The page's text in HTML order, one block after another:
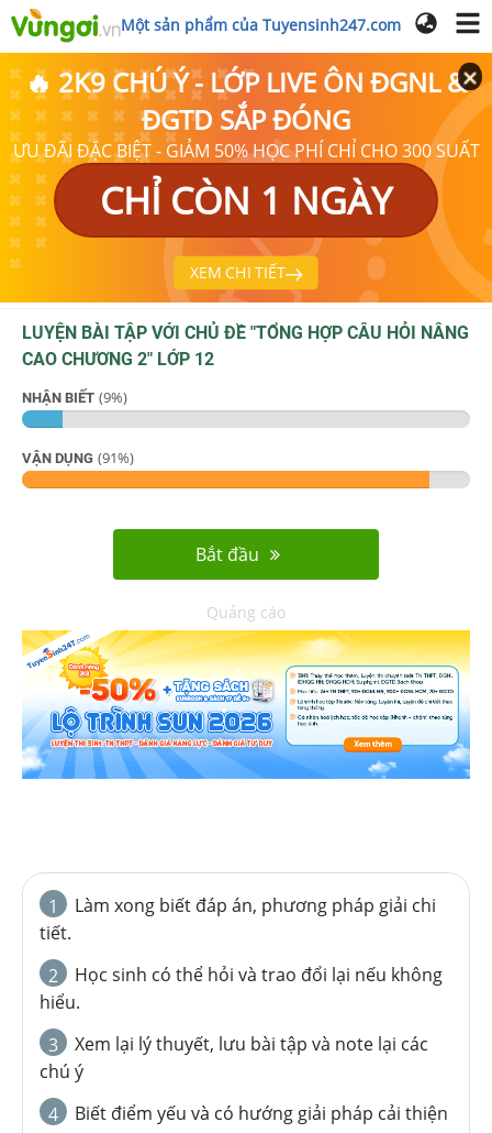
Một sản phẩm của Tuyensinh247.com
🔥 2K9 CHÚ Ý - LỚP LIVE ÔN ĐGNL &
ĐGTD SẮP ĐÓNG
ƯU ĐÃI ĐẶC BIỆT - GIẢM 50% HỌC PHÍ CHỈ CHO 300 SUẤT
CHỈ CÒN 1 NGÀY
XEM CHI TIẾT
LUYỆN BÀI TẬP VỚI CHỦ ĐỀ "TỔNG HỢP CÂU HỎI NÂNG
CAO CHƯƠNG 2" LỚP 12
NHẬN BIẾT (9%)
VẬN DỤNG (91%)
Bắt đầu
Quảng cáo
1
Làm xong biết đáp án, phương pháp giải chi
tiết.
2
Học sinh có thể hỏi và trao đổi lại nếu không
hiểu.
3
Xem lại lý thuyết, lưu bài tập và note lại các
chú ý
4
Biết điểm yếu và có hướng giải pháp cải thiện